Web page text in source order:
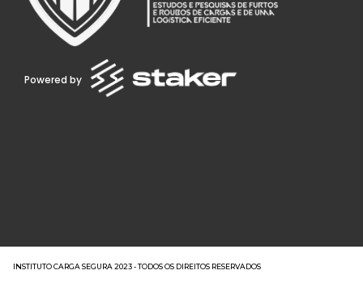
Powered by
INSTITUTO CARGA SEGURA 2023 - TODOS OS DIREITOS RESERVADOS